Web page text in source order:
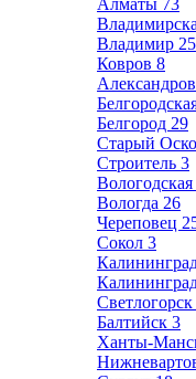
Алматы 73
Владимир 25
Ковров 8
Александров
Белгород 29
Старый
Строитель 3
Вологодская
Вологда 26
Череповец
Сокол 3
Светлогорск
Балтийск 3
Ханты-